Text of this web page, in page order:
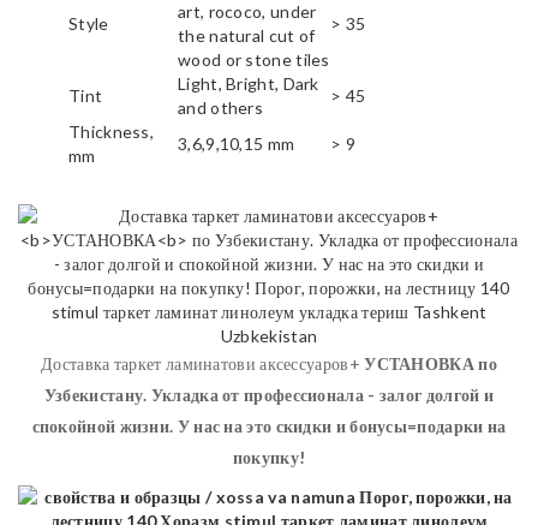
Style
art, rococo, under
the natural cut of
wood or stone tiles
> 35
Tint
Light, Bright, Dark
and others
> 45
Thickness,
mm
3,6,9,10,15 mm > 9
Доставка таркет ламинатови аксессуаров+УСТАНОВКАпо
Узбекистану. Укладка от профессионала - залог долгой и
спокойной жизни. У нас на это скидки и бонусы=подарки на
покупку!